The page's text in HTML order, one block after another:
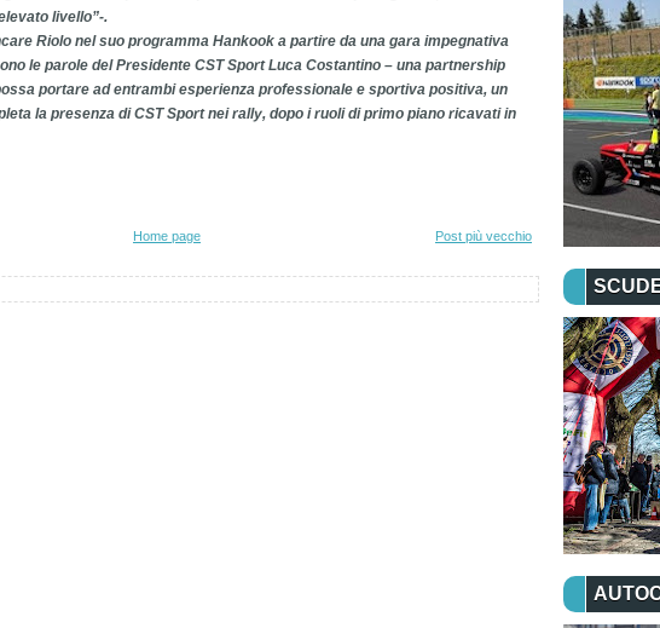
livello”-.
Riolo nel suo programma Hankook a partire da una gara impegnativa
le parole del Presidente CST Sport Luca Costantino – una partnership
portare ad entrambi esperienza professionale e sportiva positiva, un
la presenza di CST Sport nei rally, dopo i ruoli di primo piano ricavati in
Post più vecchio
Home page